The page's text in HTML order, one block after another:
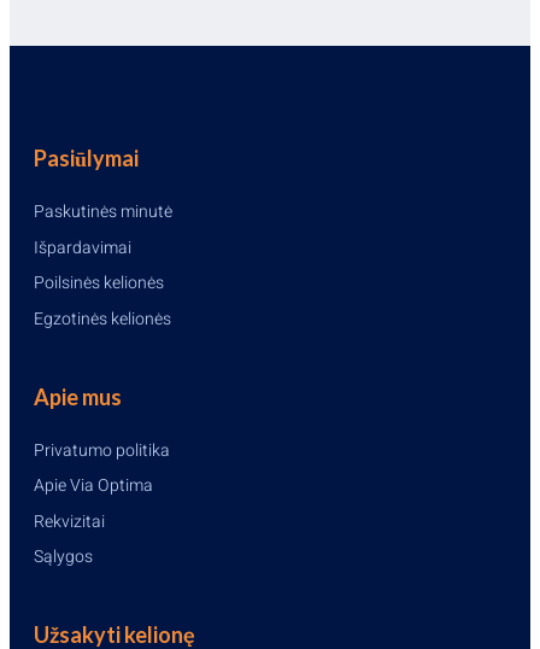
Pasiūlymai
Paskutinės minutė
Išpardavimai
Poilsinės kelionės
Egzotinės kelionės
Apie mus
Privatumo politika
Apie Via Optima
Rekvizitai
Sąlygos
Užsakyti kelionę